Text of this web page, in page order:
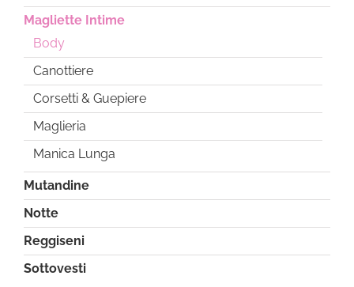
Magliette Intime
Body
Canottiere
Corsetti & Guepiere
Maglieria
Manica Lunga
Mutandine
Notte
Reggiseni
Sottovesti